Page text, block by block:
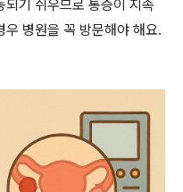
되기 쉬우므로 통증이 지속
병원을 꼭 방문해야 해요.